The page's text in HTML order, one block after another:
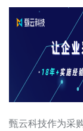
甄云科技作为采